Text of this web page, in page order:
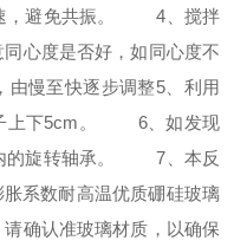
速，避免共振。 4、搅拌
心度是否好，如同心度不
由慢至快逐步调整5、利用
子上下5cm。 6、如发现
内的旋转轴承。 7、本反
系数耐高温优质硼硅玻璃
确认准玻璃材质，以确保